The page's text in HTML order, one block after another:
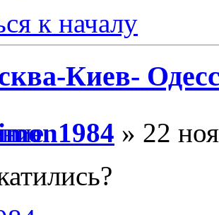
к началу
Киев-
» 22